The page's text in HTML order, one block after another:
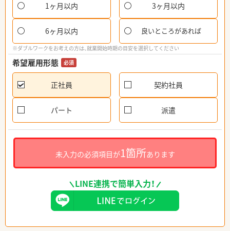
1ヶ月以内 3ヶ月以内
6ヶ月以内 良いところがあれば
※ダブルワークをお考えの方は、就業開始時期の目安を選択してください
希望雇用形態 必須
正社員 契約社員
パート 派遣
未入力の必須項目が1箇所あります
LINE連携で簡単入力！